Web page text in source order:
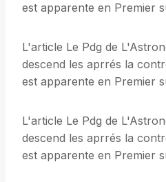
est apparente en Premier
L'article Le Pdg de
descend les aprrés la
est apparente en Premier
L'article Le Pdg de
descend les aprrés la
est apparente en Premier